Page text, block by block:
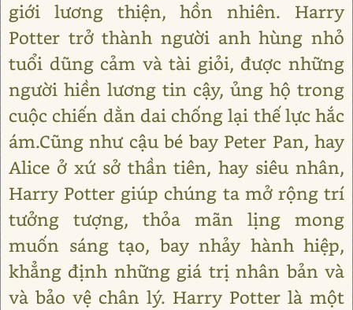
giới lương thiện, hồn nhiên. Harry
Potter trở thành người anh hùng nhỏ
tuổi dũng cảm và tài giỏi, được những
người hiền lương tin cậy, ủng hộ trong
cuộc chiến dằn dai chống lại thế lực hắc
ám.Cũng như cậu bé bay Peter Pan, hay
Alice ở xứ sở thần tiên, hay siêu nhân,
Harry Potter giúp chúng ta mở rộng trí
tưởng tượng, thỏa mãn lịng mong
muốn sáng tạo, bay nhảy hành hiệp,
khẳng định những giá trị nhân bản và
và bảo vệ chân lý. Harry Potter là một